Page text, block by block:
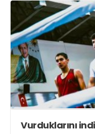
Vurduklarını